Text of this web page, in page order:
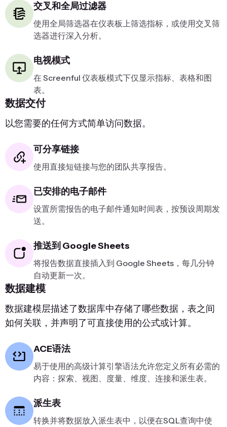
交叉和全局过滤器
使用全局筛选器在仪表板上筛选指标，或使用交叉筛
选器进行深入分析。
电视模式
在 Screenful 仪表板模式下仅显示指标、表格和图
表。
数据交付
以您需要的任何方式简单访问数据。
可分享链接
使用直接短链接与您的团队共享报告。
已安排的电子邮件
设置所需报告的电子邮件通知时间表，按预设周期发
送。
推送到 Google Sheets
将报告数据直接插入到 Google Sheets，每几分钟
自动更新一次。
数据建模
数据建模层描述了数据库中存储了哪些数据，表之间
如何关联，并声明了可直接使用的公式或计算。
ACE语法
易于使用的高级计算引擎语法允许您定义所有必需的
内容：探索、视图、度量、维度、连接和派生表。
派生表
转换并将数据放入派生表中，以便在SQL查询中使